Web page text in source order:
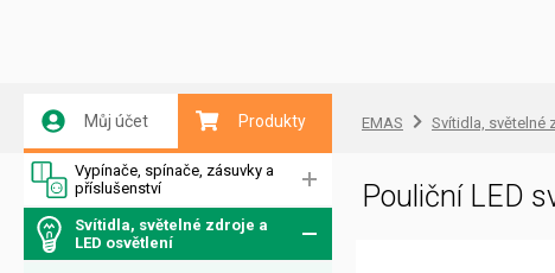
Můj účet Produkty
Vypínače, spínače, zásuvky a
příslušenství
Svítidla, světelné zdroje a
LED osvětlení
EMAS Svítidla, světelné
Pouliční LED